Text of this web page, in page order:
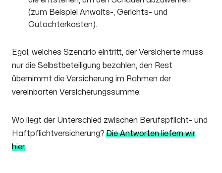
(zum Beispiel Anwalts-, Gerichts- und
Gutachterkosten).
Egal, welches Szenario eintritt, der Versicherte muss
nur die Selbstbeteiligung bezahlen, den Rest
übernimmt die Versicherung im Rahmen der
vereinbarten Versicherungssumme.
Wo liegt der Unterschied zwischen Berufspflicht- und
Haftpflichtversicherung? Die Antworten liefern wir
hier.